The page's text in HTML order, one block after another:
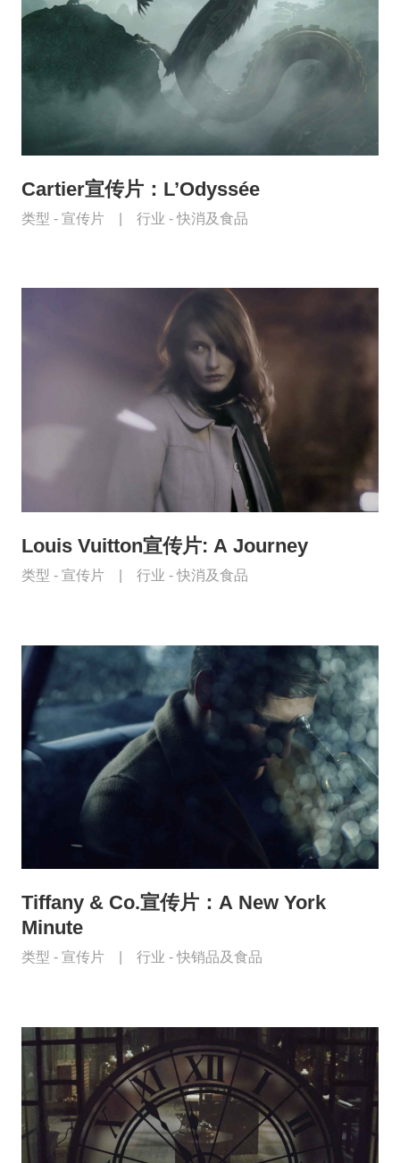
Cartier宣传片：L’Odyssée
类型 - 宣传片 行业 -快消及食品
Louis Vuitton宣传片: A Journey
类型 - 宣传片 行业 -快消及食品
Tiffany & Co.宣传片：A New York
Minute
类型 - 宣传片 行业 -快销品及食品